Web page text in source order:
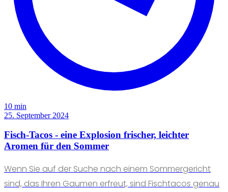
10 min
25. September 2024
Fisch-Tacos - eine Explosion frischer, leichter
Aromen für den Sommer
Wenn Sie auf der Suche nach einem Sommergericht
sind, das Ihren Gaumen erfreut, sind Fischtacos genau